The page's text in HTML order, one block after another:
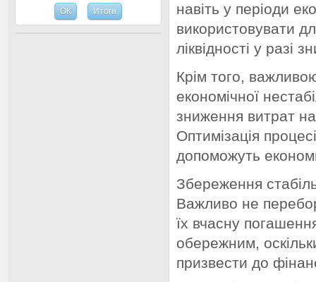
навіть у періоди
використовувати
ліквідності у разі
Крім того,
економічної
зниження витрат
Оптимізація
допоможуть
Збереження
Важливо не
їх вчасну
обережним,
призвести до